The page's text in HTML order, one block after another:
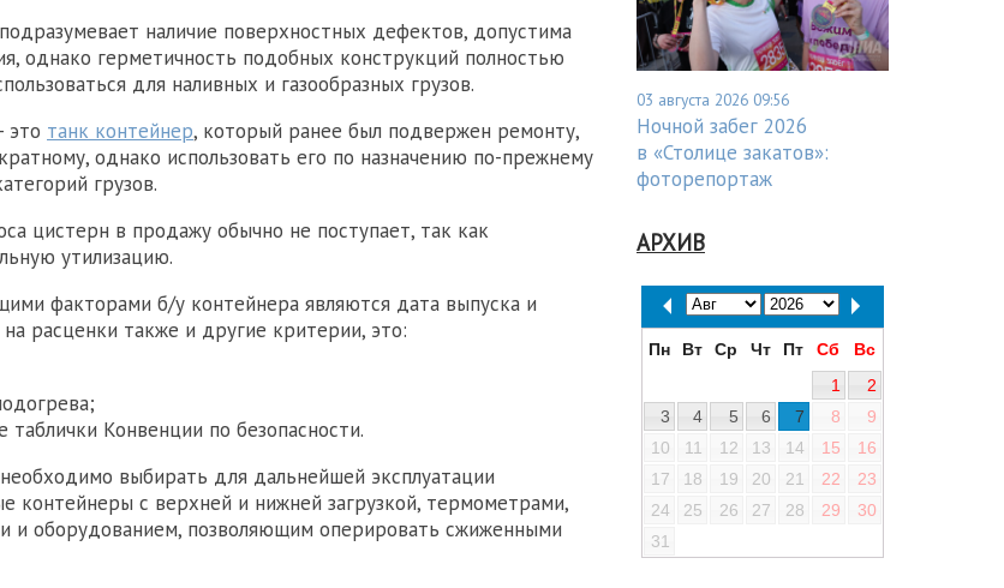
наличие поверхностных дефектов, допустима
однако герметичность подобных конструкций полностью
для наливных и газообразных грузов.
это танк контейнер, который ранее был подвержен ремонту,
однако использовать его по назначению по-прежнему
грузов.
цистерн в продажу обычно не поступает, так как
утилизацию.
факторами б/у контейнера являются дата выпуска и
расценки также и другие критерии, это:
таблички Конвенции по безопасности.
выбирать для дальнейшей эксплуатации
контейнеры с верхней и нижней загрузкой, термометрами,
и оборудованием, позволяющим оперировать сжиженными
03 августа 2026 09:56
Ночной забег 2026
в «Столице закатов»:
фоторепортаж
АРХИВ
Пн Вт Ср Чт Пт Сб
Вс
1
2
3
4 5 6 7 8
9
10
11 12 13 14 15
16
17
18 19 20 21 22
23
24
25 26 27 28 29
30
31